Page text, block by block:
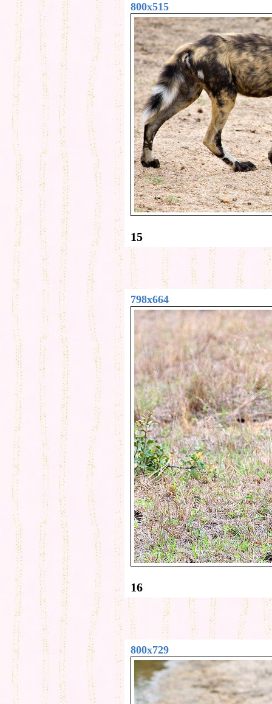
800x515
15
798x664
16
800x729